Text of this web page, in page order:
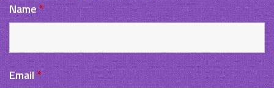
Name*
Email*